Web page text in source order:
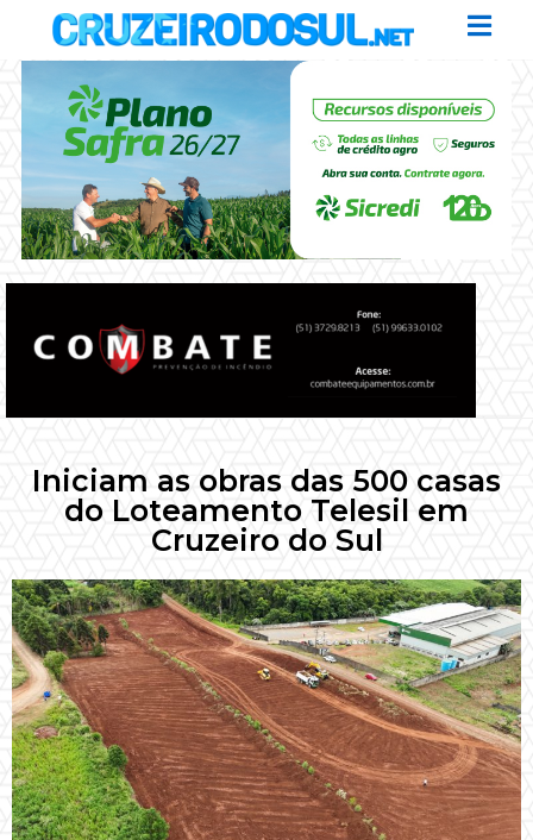
Iniciam as obras das 500 casas
do Loteamento Telesil em
Cruzeiro do Sul